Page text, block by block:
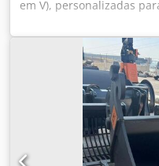
em V), personalizadas
específicas do seu canal